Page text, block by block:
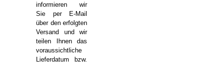
informieren wir
Sie per E-Mail
über den erfolgten
Versand und wir
teilen Ihnen das
voraussichtliche
Lieferdatum bzw.